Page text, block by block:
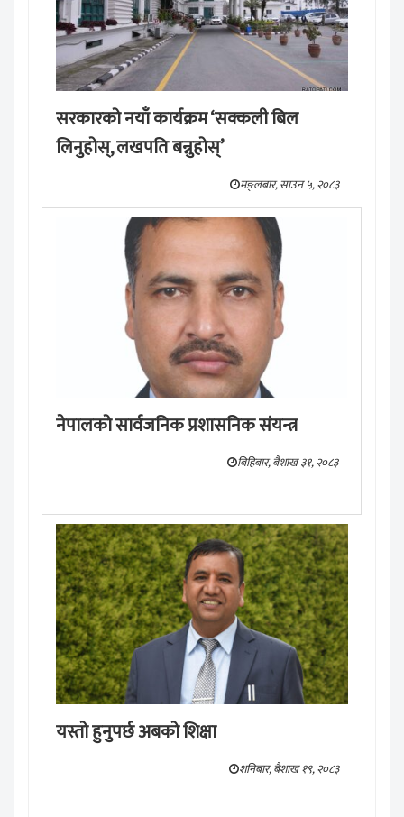
सरकारको नयाँ कार्यक्रम ‘सक्कली बिल
लिनुहोस्, लखपति बन्नुहोस्’
मङ्लबार, साउन ५, २०८३
नेपालको सार्वजनिक प्रशासनिक संयन्त्र
बिहिबार, बैशाख ३१, २०८३
यस्तो हुनुपर्छ अबको शिक्षा
शनिबार, बैशाख १९, २०८३